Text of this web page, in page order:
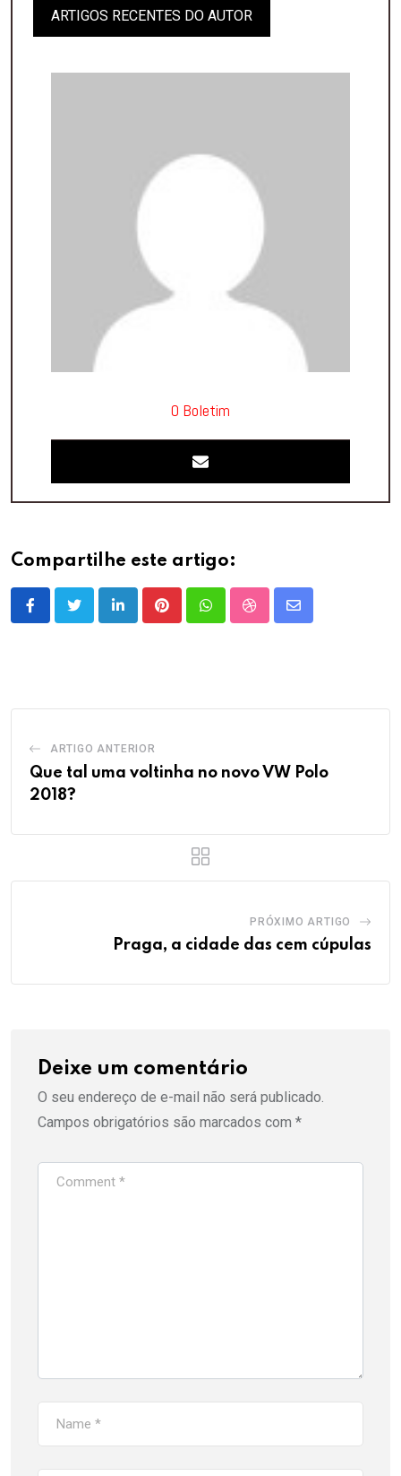
ARTIGOS RECENTES DO AUTOR
O Boletim
Compartilhe este artigo:
LinkedInPinterestWhatsappStumbleUpon
Share
ARTIGO ANTERIOR
Que tal uma voltinha no novo VW Polo
2018?
PRÓXIMO ARTIGO
Praga, a cidade das cem cúpulas
Deixe um comentário
O seu endereço de e-mail não será publicado.
Campos obrigatórios são marcados com *